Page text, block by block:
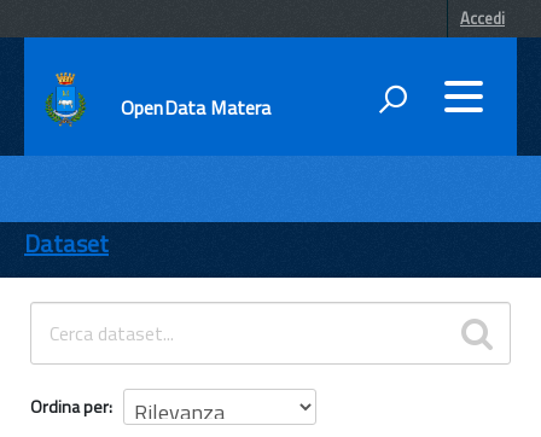
Accedi
OpenData Matera
ENTI
TEMI
INFORMAZIONI
Dataset
Ordina per